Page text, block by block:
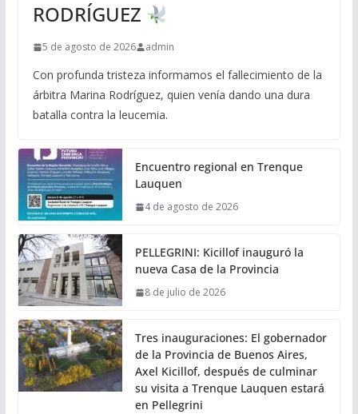
RODRÍGUEZ
5 de agosto de 2026 admin
Con profunda tristeza informamos el fallecimiento de la
árbitra Marina Rodríguez, quien venía dando una dura
batalla contra la leucemia.
Encuentro regional en Trenque
Lauquen
4 de agosto de 2026
PELLEGRINI: Kicillof inauguró la
nueva Casa de la Provincia
8 de julio de 2026
Tres inauguraciones: El gobernador
de la Provincia de Buenos Aires,
Axel Kicillof, después de culminar
su visita a Trenque Lauquen estará
en Pellegrini